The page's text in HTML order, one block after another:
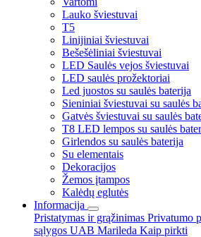
Lauko šviestuvai
T5
Linijiniai šviestuvai
Bešešėliniai šviestuvai
LED Saulės vejos šviestuvai
LED saulės prožektoriai
Led juostos su saulės baterija
Sieniniai šviestuvai su saulės
Gatvės šviestuvai su saulės
T8 LED lempos su saulės
Girlendos su saulės baterija
Su elementais
Dekoracijos
Žemos įtampos
Kalėdų eglutės
Informacija
Pristatymas ir grąžinimas Privatumo
sąlygos UAB Marileda Kaip pirkti